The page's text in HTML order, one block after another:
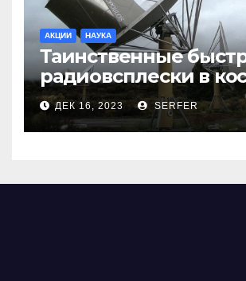
АКЦИИ НАУКА
Таинственные
радиовсплески в
сделались все
странными
ДЕК 16, 2023 SERFER